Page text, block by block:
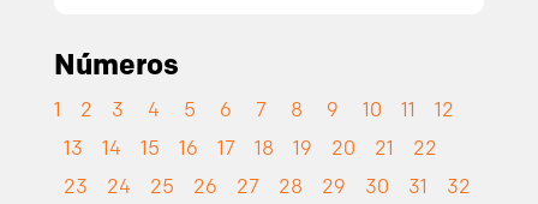
Números
1 2 3 4 5 6 7 8 9 10 11
12
13
14 15 16 17 18 19 20 21
22
23
24 25 26 27 28 29 30 31
32